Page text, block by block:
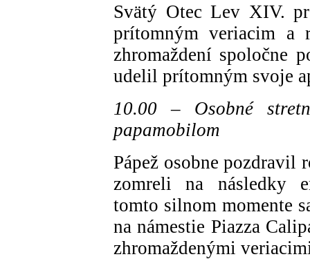
Svätý Otec Lev XIV.
prítomným veriacim a
zhromaždení spoločne
udelil prítomným svoje
10.00 – Osobné
papamobilom
Pápež osobne
zomreli na následky
tomto silnom momente
na námestie Piazza
zhromaždenými